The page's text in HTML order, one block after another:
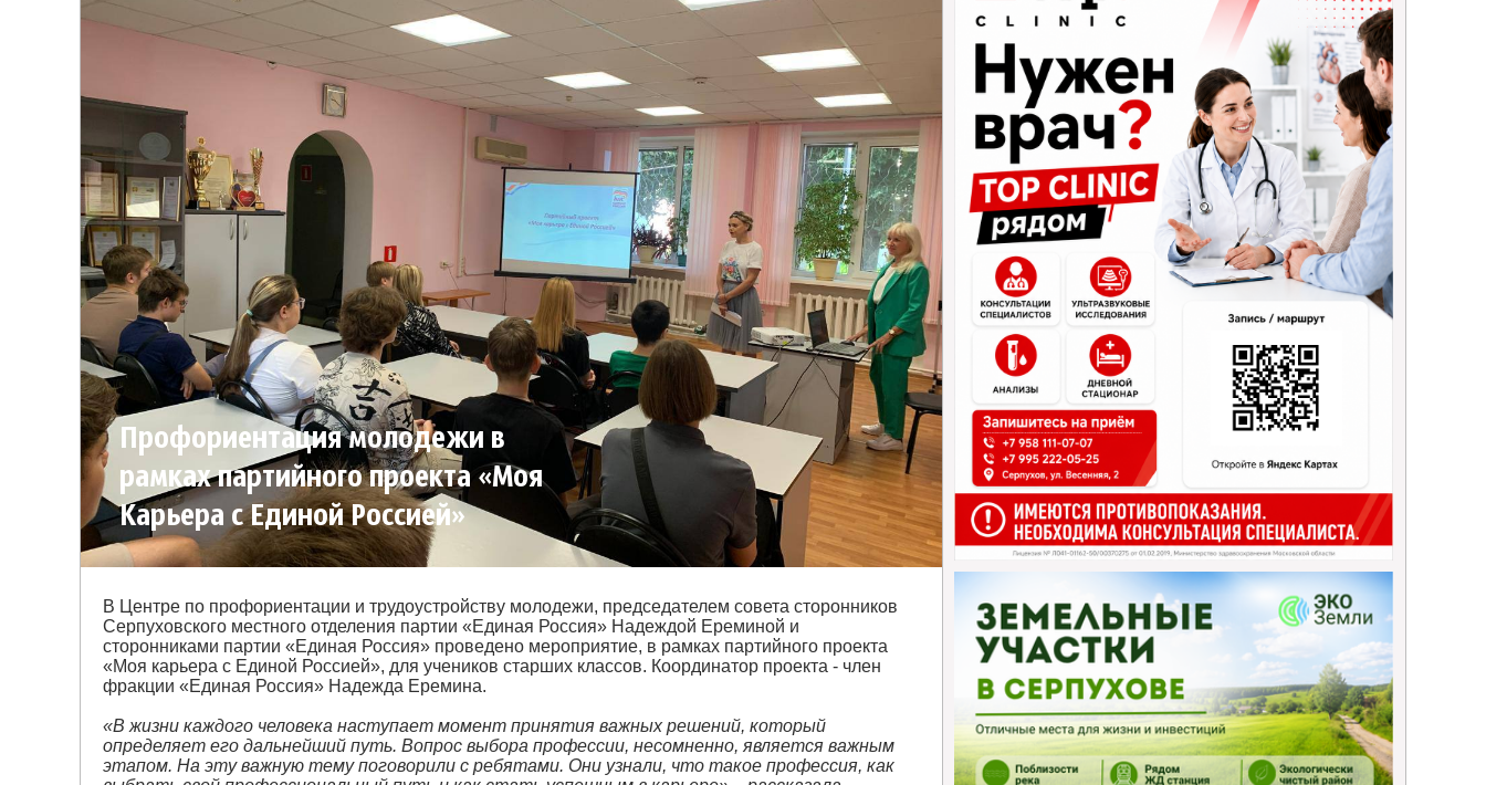
Профориентация молодежи в
рамках партийного проекта «Моя
Карьера с Единой Россией»
В Центре по профориентации и трудоустройству молодежи, председателем совета сторонников
Серпуховского местного отделения партии «Единая Россия» Надеждой Ереминой и
сторонниками партии «Единая Россия» проведено мероприятие, в рамках партийного проекта
«Моя карьера с Единой Россией», для учеников старших классов. Координатор проекта - член
фракции «Единая Россия» Надежда Еремина.
«В жизни каждого человека наступает момент принятия важных решений, который
определяет его дальнейший путь. Вопрос выбора профессии, несомненно, является важным
этапом. На эту важную тему поговорили с ребятами. Они узнали, что такое профессия, как